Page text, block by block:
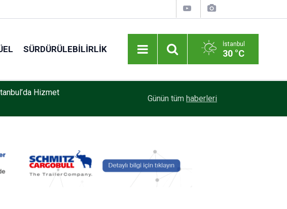
SÜRDÜRÜLEBILIRLIK İstanbul
30 °C
Hizmet
Platform Günleri 2026, 17-19 Eylül’de Tuzla’da
Günün tüm haberleri